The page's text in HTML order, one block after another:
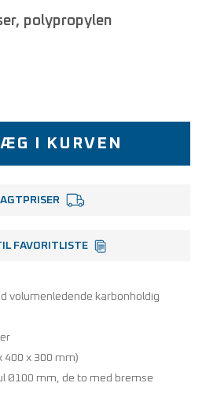
polypropylen
I KURVEN
FAVORITLISTE
volumenledende karbonholdig
400 x 300 mm)
Ø100 mm, de to med bremse